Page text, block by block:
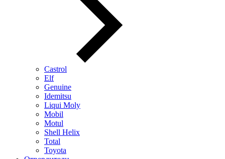
Castrol
Elf
Genuine
Idemitsu
Liqui Moly
Mobil
Motul
Shell Helix
Total
Toyota